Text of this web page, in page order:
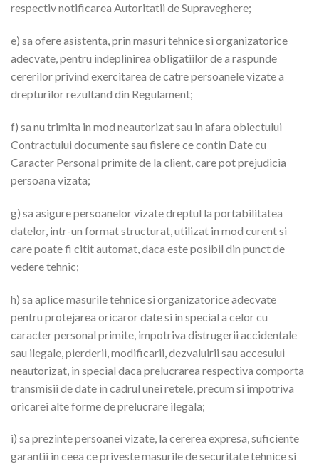
respectiv notificarea Autoritatii de Supraveghere;
e) sa ofere asistenta, prin masuri tehnice si organizatorice
adecvate, pentru indeplinirea obligatiilor de a raspunde
cererilor privind exercitarea de catre persoanele vizate a
drepturilor rezultand din Regulament;
f) sa nu trimita in mod neautorizat sau in afara obiectului
Contractului documente sau fisiere ce contin Date cu
Caracter Personal primite de la client, care pot prejudicia
persoana vizata;
g) sa asigure persoanelor vizate dreptul la portabilitatea
datelor, intr-un format structurat, utilizat in mod curent si
care poate fi citit automat, daca este posibil din punct de
vedere tehnic;
h) sa aplice masurile tehnice si organizatorice adecvate
pentru protejarea oricaror date si in special a celor cu
caracter personal primite, impotriva distrugerii accidentale
sau ilegale, pierderii, modificarii, dezvaluirii sau accesului
neautorizat, in special daca prelucrarea respectiva comporta
transmisii de date in cadrul unei retele, precum si impotriva
oricarei alte forme de prelucrare ilegala;
i) sa prezinte persoanei vizate, la cererea expresa, suficiente
garantii in ceea ce priveste masurile de securitate tehnice si